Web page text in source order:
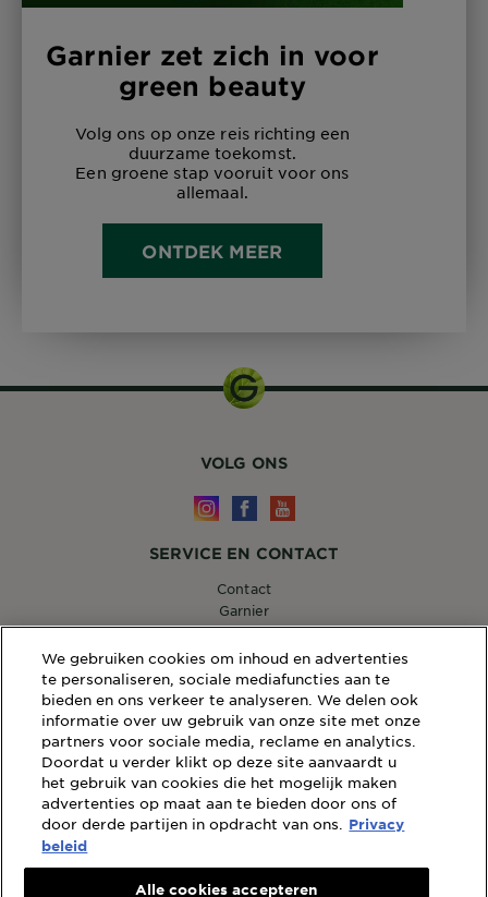
Garnier zet zich in voor
green beauty
Volg ons op onze reis richting een
duurzame toekomst.
Een groene stap vooruit voor ons
allemaal.
ONTDEK MEER
WEBSITE LINKS
Sitemap
Wettelijke Bepalingen
Privacybeleid
Algemene Voorwaarden Reviews en Recensies
VOLG ONS
SERVICE EN CONTACT
Contact
Garnier
14, RUE ROYALE 75008 PARIS
[email protected]
We gebruiken cookies om inhoud en advertenties
te personaliseren, sociale mediafuncties aan te
bieden en ons verkeer te analyseren. We delen ook
informatie over uw gebruik van onze site met onze
partners voor sociale media, reclame en analytics.
Doordat u verder klikt op deze site aanvaardt u
het gebruik van cookies die het mogelijk maken
advertenties op maat aan te bieden door ons of
door derde partijen in opdracht van ons.
Privacy
beleid
Alle cookies accepteren